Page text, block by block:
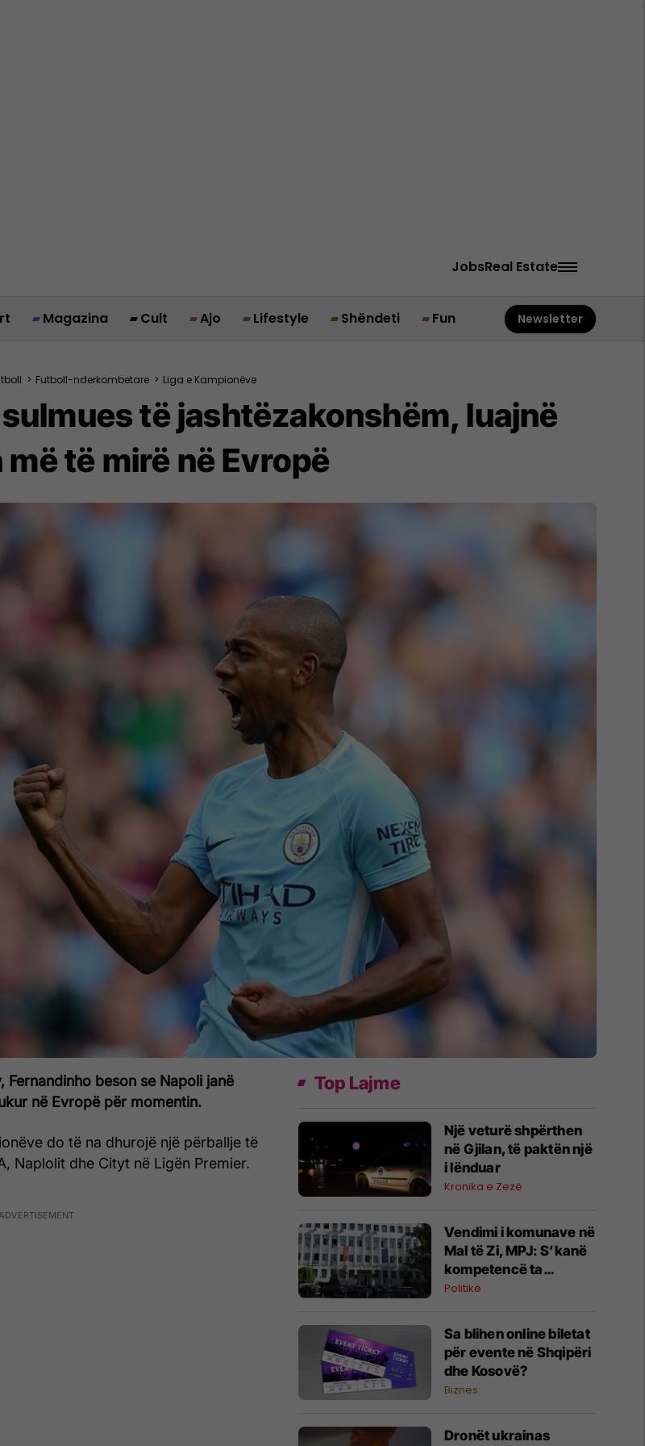
JobsReal Estate
Magazina Cult Ajo Lifestyle Shëndeti Fun Newsletter
> Futboll-nderkombetare > Liga e Kampionëve
të jashtëzakonshëm, luajnë
të mirë në Evropë
Fernandinho beson se Napoli janë
në Evropë për momentin.
do të na dhurojë një përballje të
Naplolit dhe Cityt në Ligën Premier.
Top Lajme
Një veturë shpërthen
në Gjilan, të paktën një
i lënduar
Kronika e Zezë
Vendimi i komunave në
Mal të Zi, MPJ: S’kanë
kompetencë ta
ç’njohin Kosovën
Politikë
Sa blihen online biletat
për evente në Shqipëri
dhe Kosovë?
Biznes
Dronët ukrainas